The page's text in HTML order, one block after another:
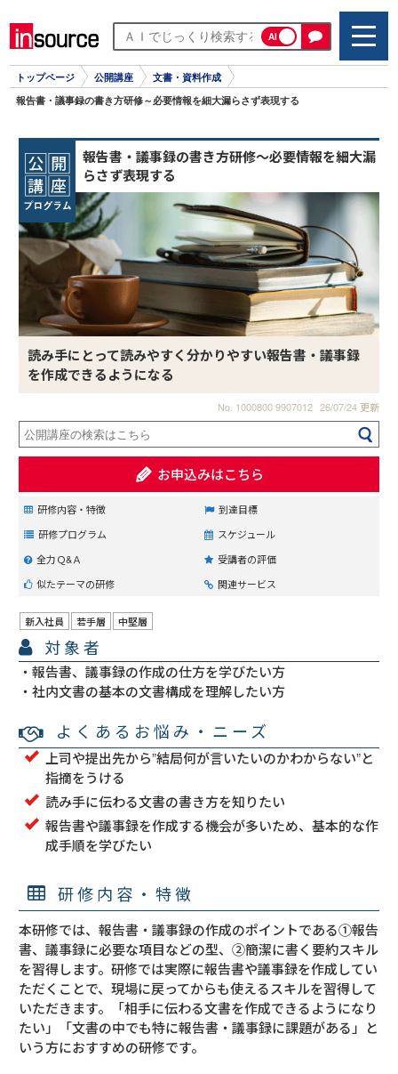
AI
トップページ 公開講座 文書・資料作成
報告書・議事録の書き方研修～必要情報を細大漏らさず表現する
報告書・議事録の書き方研修～必要情報を細大漏
らさず表現する
読み手にとって読みやすく分かりやすい報告書・議事録
を作成できるようになる
No. 1000800 9907012 26/07/24 更新
お申込みはこちら
研修内容・特徴
到達目標
研修プログラム
スケジュール
全力Ｑ&Ａ
受講者の評価
似たテーマの研修
関連サービス
対象者
新入社員 若手層 中堅層
報告書、議事録の作成の仕方を学びたい方
社内文書の基本の文書構成を理解したい方
よくあるお悩み・ニーズ
上司や提出先から”結局何が言いたいのかわからない”と
指摘をうける
読み手に伝わる文書の書き方を知りたい
報告書や議事録を作成する機会が多いため、基本的な作
成手順を学びたい
研修内容・特徴
本研修では、報告書・議事録の作成のポイントである①報告
書、議事録に必要な項目などの型、②簡潔に書く要約スキル
を習得します。研修では実際に報告書や議事録を作成してい
ただくことで、現場に戻ってからも使えるスキルを習得して
いただきます。「相手に伝わる文書を作成できるようになり
たい」「文書の中でも特に報告書・議事録に課題がある」と
いう方におすすめの研修です。